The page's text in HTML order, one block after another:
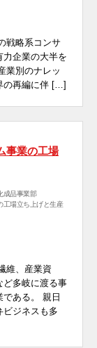
戦略系コンサ
力企業の大半を
業別のナレッ
の再編に伴 […]
事業の工場
成品事業部
工場立ち上げと生産
維、産業資
ど多岐に渡る事
ある。 親日
ビジネスも多